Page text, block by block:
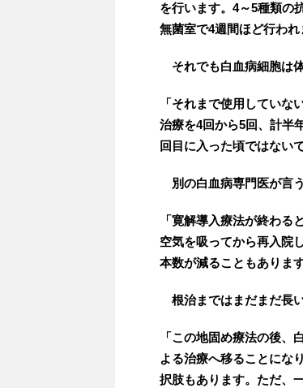
を行います。4～5種類の
無菌室で4週間ほど行われ
それでも白血病細胞は
「それまで使用してい
治療を4回から5回、計半
回目に入った頃ではない
別の白血病専門医が言
「寛解導入療法が終わ
空気を吸ってから再入院
本数が減ることもありま
根治まではまだまだ長
「この地固め療法の後
よる治療へ移ることにな
択肢もあります。ただ、